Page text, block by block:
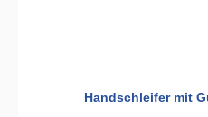
Handschleifer mit